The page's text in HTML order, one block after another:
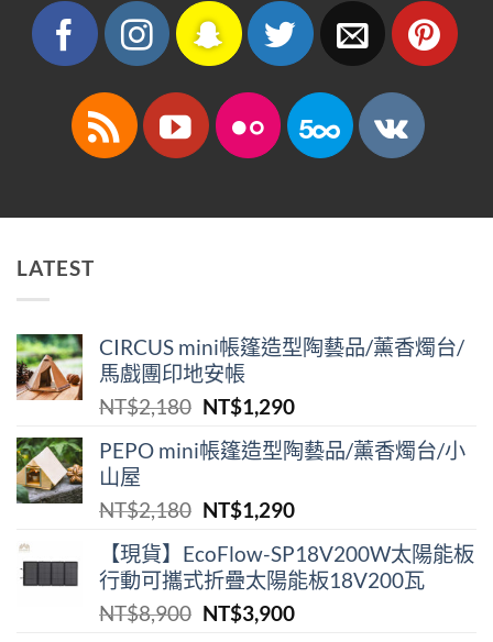
LATEST
CIRCUS mini帳篷造型陶藝品/薰香燭台/
馬戲團印地安帳
NT$2,180 原
價
NT$2,180。
NT$1,290目
價
NT$1,290。
PEPO mini帳篷造型陶藝品/薰香燭台/小
山屋
NT$2,180 原
價
格：
NT$2,180。
NT$1,290目
價
格：
NT$1,290。
【現貨】EcoFlow-SP18V200W太陽能板
行動可攜式折疊太陽能板18V200瓦
NT$8,900 原
NT$3,900目